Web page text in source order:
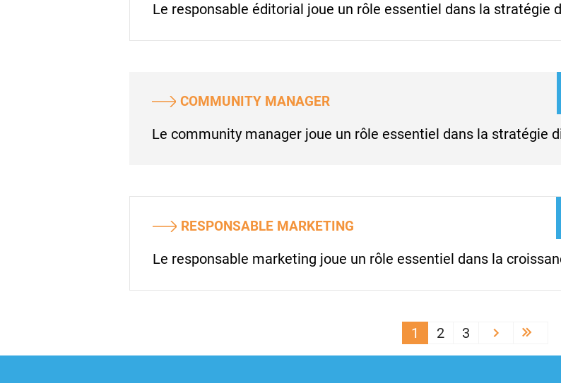
Le responsable éditorial joue un rôle essentiel dans la stratégie
COMMUNITY MANAGER
Le community manager joue un rôle essentiel dans la stratégie
RESPONSABLE MARKETING
Le responsable marketing joue un rôle essentiel dans la
1 2 3 ››